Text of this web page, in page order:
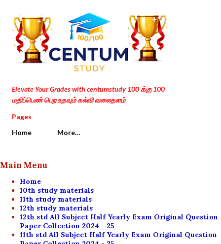
Skip to main content
Elevate Your Grades with centumstudy 100 க்கு 100
மதிப்பெண் பெற உதவும் கல்வி வலைதளம்
Pages
Home
More…
Main Menu
Home
10th study materials
11th study materials
12th study materials
12th std All Subject Half Yearly Exam Original Question
Paper Collection 2024 - 25
11th std All Subject Half Yearly Exam Original Question